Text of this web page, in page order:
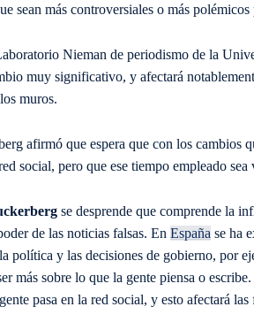
sean más controversiales o más polémicos
Nieman de periodismo de la
muy significativo, y afectará
muros.
afirmó que espera que con los cambios
social, pero que ese tiempo empleado sea
se desprende que comprende la
de las noticias falsas. En España se ha
política y las decisiones de gobierno, por
más sobre lo que la gente piensa o
pasa en la red social, y esto afectará